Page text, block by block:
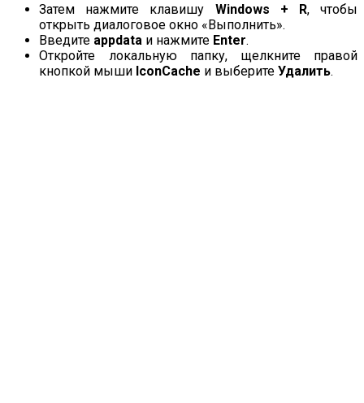
Затем нажмите клавишу Windows + R, чтобы
открыть диалоговое окно «Выполнить».
Введите appdata и нажмите Enter.
Откройте локальную папку, щелкните правой
кнопкой мыши IconCache и выберите Удалить.